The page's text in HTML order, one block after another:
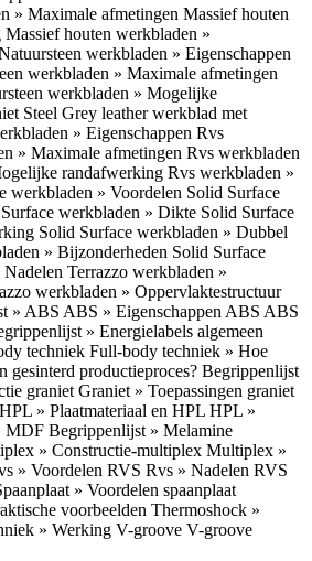
» Maximale afmetingen Massief houten
Massief houten werkbladen »
werkbladen » Eigenschappen
werkbladen » Maximale afmetingen
werkbladen » Mogelijke
Steel Grey leather werkblad met
» Eigenschappen Rvs
» Maximale afmetingen Rvs werkbladen
randafwerking Rvs werkbladen »
werkbladen » Voordelen Solid Surface
werkbladen » Dikte Solid Surface
Solid Surface werkbladen » Dubbel
» Bijzonderheden Solid Surface
Terrazzo werkbladen »
werkbladen » Oppervlaktestructuur
» ABS ABS » Eigenschappen ABS ABS
» Energielabels algemeen
techniek Full-body techniek » Hoe
gesinterd productieproces? Begrippenlijst
graniet Graniet » Toepassingen graniet
HPL » Plaatmateriaal en HPL HPL »
MDF Begrippenlijst » Melamine
» Constructie-multiplex Multiplex »
» Voordelen RVS Rvs » Nadelen RVS
» Voordelen spaanplaat
voorbeelden Thermoshock »
» Werking V-groove V-groove